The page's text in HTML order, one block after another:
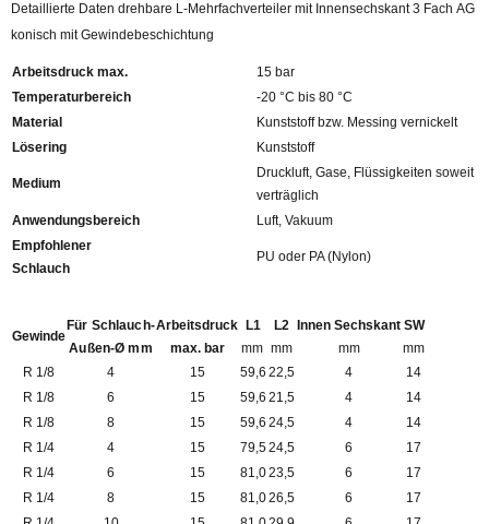
Detaillierte Daten drehbare L-Mehrfachverteiler mit Innensechskant 3 Fach AG
konisch mit Gewindebeschichtung
Arbeitsdruck max.
15 bar
Temperaturbereich
-20 °C bis 80 °C
Material
Kunststoff bzw. Messing vernickelt
Lösering
Kunststoff
Medium
Druckluft, Gase, Flüssigkeiten soweit
verträglich
Anwendungsbereich
Luft, Vakuum
Empfohlener
Schlauch
PU oder PA (Nylon)
Gewinde
Für Schlauch-
Außen-Ø mm
Arbeitsdruck
max. bar
L1
mm
L2
mm
Innen Sechskant
mm
SW
mm
R 1/8
4 15 59,6 22,5 4
14
R 1/8
6 15 59,6 21,5 4
14
R 1/8
8 15 59,6 24,5 4
14
R 1/4
4 15 79,524,5 6
17
R 1/4
6 15 81,023,5 6
17
R 1/4
8 15 81,026,5 6
17